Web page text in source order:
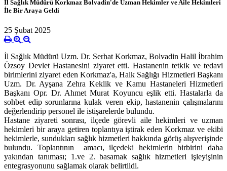
İl Sağlık Müdürü Korkmaz Bolvadin'de Uzman Hekimler ve Aile Hekimleri
İle Bir Araya Geldi
25 Şubat 2025
İl Sağlık Müdürü Uzm. Dr. Serhat Korkmaz, Bolvadin Halil İbrahim
Özsoy Devlet Hastanesini ziyaret etti. Hastanenin tetkik ve tedavi
birimlerini ziyaret eden Korkmaz'a, Halk Sağlığı Hizmetleri Başkanı
Uzm. Dr. Ayşana Zehra Keklik ve Kamu Hastaneleri Hizmetleri
Başkanı Opr. Dr. Ahmet Murat Koyuncu eşlik etti. Hastalarla da
sohbet edip sorunlarına kulak veren ekip, hastanenin çalışmalarını
değerlendirip personel ile istişarelerde bulundu.
Hastane ziyareti sonrası, ilçede görevli aile hekimleri ve uzman
hekimleri bir araya getiren toplantıya iştirak eden Korkmaz ve ekibi
hekimlerle, sundukları sağlık hizmetleri hakkında görüş alışverişinde
bulundu. Toplantının amacı, ilçedeki hekimlerin birbirini daha
yakından tanıması; 1.ve 2. basamak sağlık hizmetleri işleyişinin
entegrasyonunu sağlamak olarak belirtildi.